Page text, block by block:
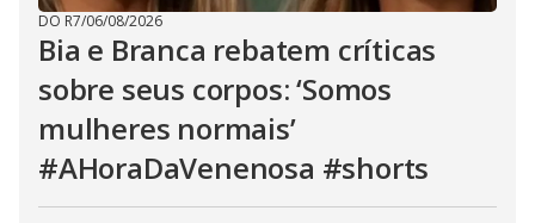
DO R7/06/08/2026
Bia e Branca rebatem críticas
sobre seus corpos: ‘Somos
mulheres normais’
#AHoraDaVenenosa #shorts